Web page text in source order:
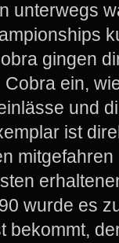
unterwegs
gingen
ein,
und
ist
wurde es
bekommt,